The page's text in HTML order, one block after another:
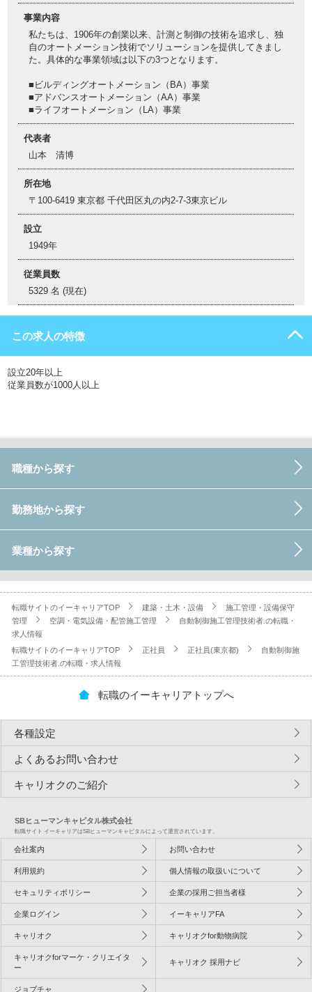
事業内容
私たちは、1906年の創業以来、計測と制御の技術を追求し、独
自のオートメーション技術でソリューションを提供してきまし
た。具体的な事業領域は以下の3つとなります。
■ビルディングオートメーション（BA）事業
■アドバンスオートメーション（AA）事業
■ライフオートメーション（LA）事業
代表者
山本 清博
所在地
〒100-6419 東京都 千代田区丸の内2-7-3東京ビル
設立
1949年
従業員数
5329 名 (現在)
この求人の特徴
設立20年以上
従業員数が1000人以上
職種から探す
勤務地から探す
業種から探す
転職サイトのイーキャリアTOP 建築・土木・設備
施工管理・設備保守
管理
空調・電気設備・配管施工管理
自動制御施工管理技術者.の転職・
求人情報
転職サイトのイーキャリアTOP
正社員 正社員(東京都)
自動制御施
工管理技術者.の転職・求人情報
転職のイーキャリアトップへ
各種設定
よくあるお問い合わせ
キャリオクのご紹介
SBヒューマンキャピタル株式会社
転職サイト イーキャリアはSBヒューマンキャピタルによって運営されています。
会社案内 お問い合わせ
利用規約 個人情報の取扱いについて
セキュリティポリシー 企業の採用ご担当者様
企業ログイン イーキャリアFA
キャリオク キャリオクfor動物病院
キャリオクforマーケ・クリエイタ
ー
キャリオク 採用ナビ
ジョブチャ